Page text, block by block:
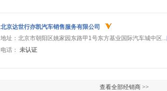
北京达世行亦凯汽车销售服务有限公司
地址： 北京市朝阳区姚家园东路甲1号东方基业国际汽车城中区...
电话： 未认证
查看全部经销商 >>